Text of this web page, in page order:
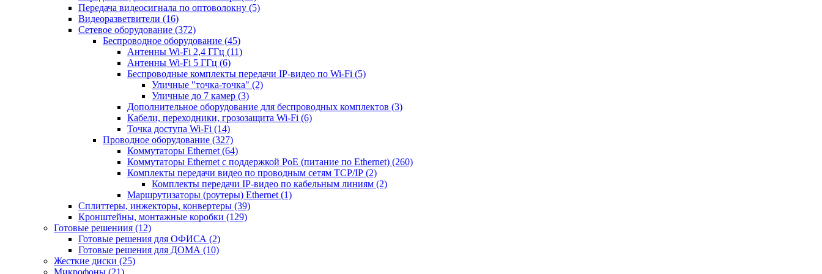
Передача видеосигнала по оптоволокну (5)
Видеоразветвители (16)
Сетевое оборудование (372)
Беспроводное оборудование (45)
Антенны Wi-Fi 2,4 ГГц (11)
Антенны Wi-Fi 5 ГГц (6)
Беспроводные комплекты передачи IP-видео по Wi-Fi (5)
Уличные "точка-точка" (2)
Уличные до 7 камер (3)
Дополнительное оборудование для беспроводных комплектов (3)
Кабели, переходники, грозозащита Wi-Fi (6)
Точка доступа Wi-Fi (14)
Проводное оборудование (327)
Коммутаторы Ethernet (64)
Коммутаторы Ethernet с поддержкой PoE (питание по Ethernet) (260)
Комплекты передачи видео по проводным сетям TCP/IP (2)
Комплекты передачи IP-видео по кабельным линиям (2)
Маршрутизаторы (роутеры) Ethernet (1)
Сплиттеры, инжекторы, конвертеры (39)
Кронштейны, монтажные коробки (129)
Готовые решениия (12)
Готовые решения для ОФИСА (2)
Готовые решения для ДОМА (10)
Жесткие диски (25)
Микрофоны (21)